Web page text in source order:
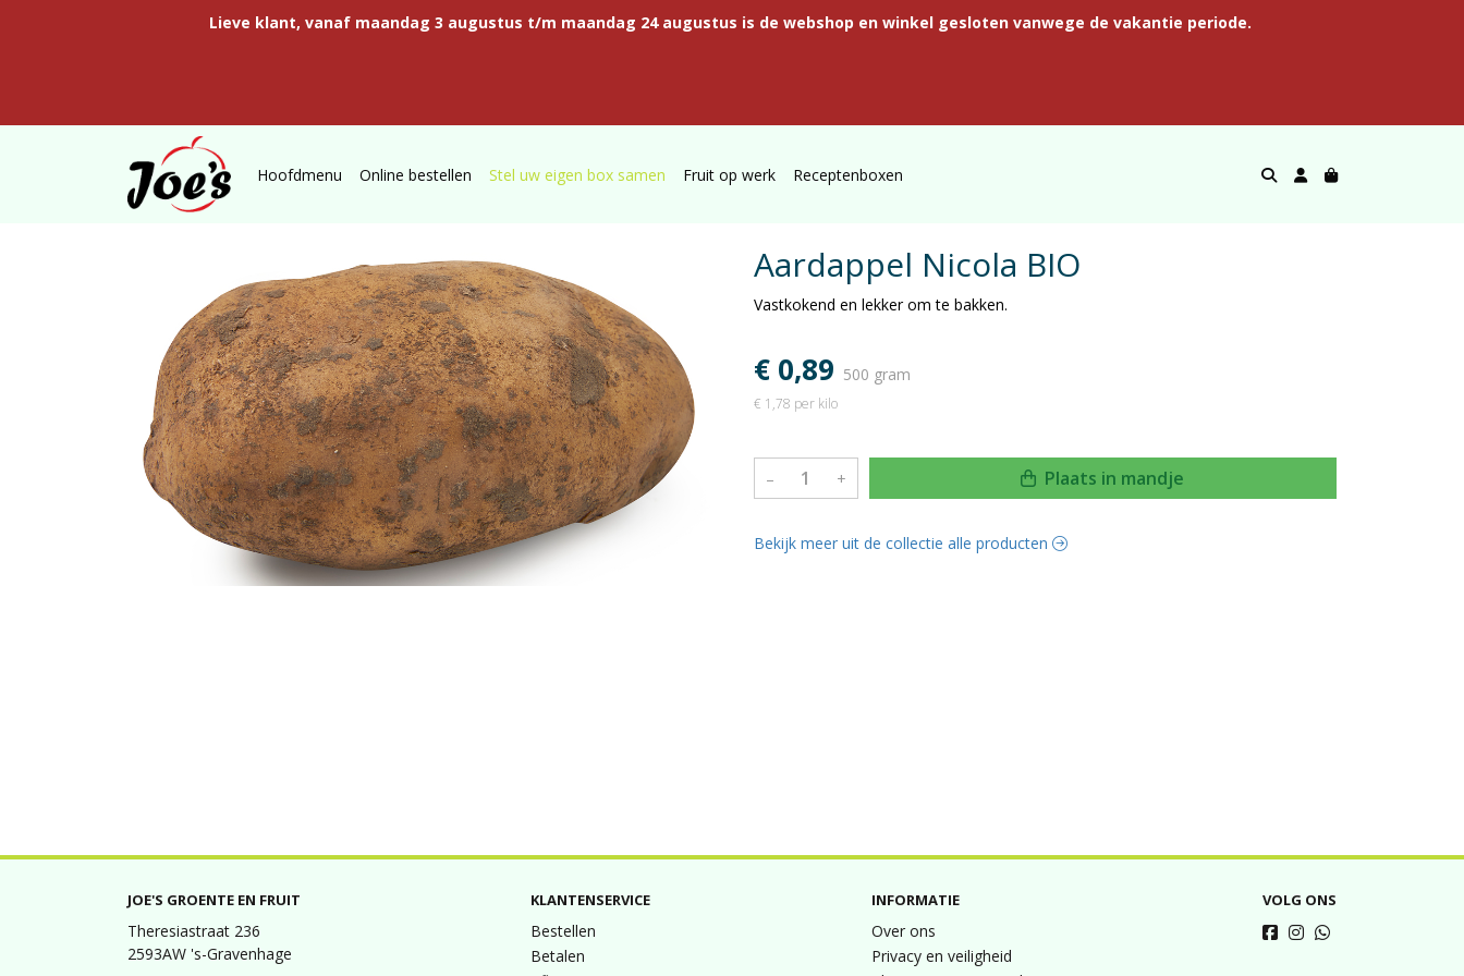
Lieve klant, vanaf maandag 3 augustus t/m maandag 24 augustus is de webshop en winkel gesloten vanwege de vakantie periode.
Hoofdmenu Online bestellen Stel uw eigen box samen Fruit op werk Receptenboxen
Aardappel Nicola BIO
Vastkokend en lekker om te bakken.
€ 0,89 500 gram
€ 1,78 per kilo
– + Plaats in mandje
Bekijk meer uit de collectie alle producten
JOE'S GROENTE EN FRUIT
Theresiastraat 236
2593AW 's-Gravenhage
KLANTENSERVICE
Bestellen
Betalen
INFORMATIE
Over ons
Privacy en veiligheid
VOLG ONS